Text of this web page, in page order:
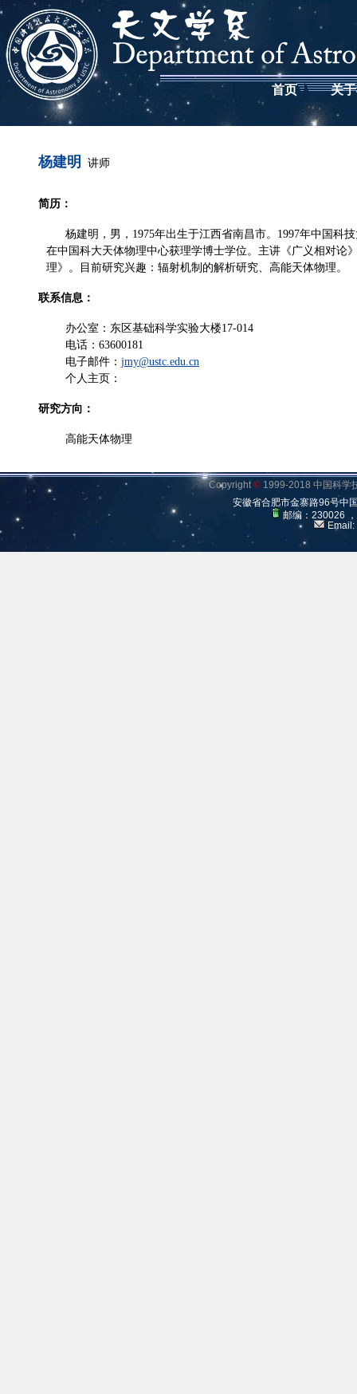
首页 关
杨建明 讲师
简历：
杨建明，男，1975年出生于江西省南昌市。1997年中国科
在中国科大天体物理中心获理学博士学位。主讲《广义相对论
理》。目前研究兴趣：辐射机制的解析研究、高能天体物理。
联系信息：
办公室：东区基础科学实验大楼17-014
电话：63600181
电子邮件： jmy@ustc.edu.cn
个人主页：
研究方向：
高能天体物理
Copyright©1999-2018 中国科学
安徽省合肥市金寨路96号中
邮编：230026
Email: